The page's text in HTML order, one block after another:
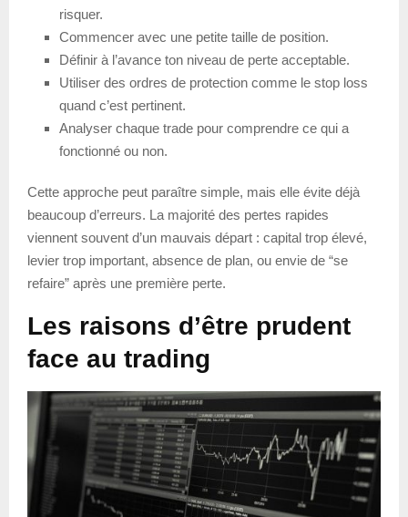
risquer.
Commencer avec une petite taille de position.
Définir à l’avance ton niveau de perte acceptable.
Utiliser des ordres de protection comme le stop loss
quand c’est pertinent.
Analyser chaque trade pour comprendre ce qui a
fonctionné ou non.
Cette approche peut paraître simple, mais elle évite déjà
beaucoup d’erreurs. La majorité des pertes rapides
viennent souvent d’un mauvais départ : capital trop élevé,
levier trop important, absence de plan, ou envie de “se
refaire” après une première perte.
Les raisons d’être prudent
face au trading